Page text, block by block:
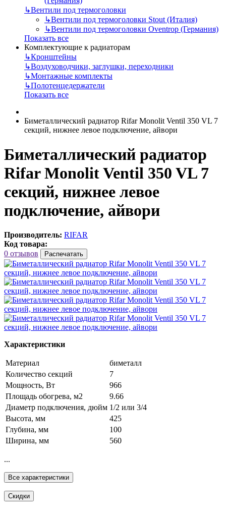
↳Вентили под термоголовки
↳Вентили под термоголовки Stout (Италия)
↳Вентили под термоголовки Oventrop (Германия)
Показать все
Комплектующие к радиаторам
↳Кронштейны
↳Воздуховодчики, заглушки, переходники
↳Монтажные комплекты
↳Полотенцедержатели
Показать все
Биметаллический радиатор Rifar Monolit Ventil 350 VL 7
секций, нижнее левое подключение, айвори
Биметаллический радиатор
Rifar Monolit Ventil 350 VL 7
секций, нижнее левое
подключение, айвори
Производитель: RIFAR
Код товара:
0 отзывов
Распечатать
Характеристики
Материал
биметалл
Количество секций
7
Мощность, Вт
966
Площадь обогрева, м2
9.66
Диаметр подключения, дюйм 1/2 или 3/4
Высота, мм
425
Глубина, мм
100
Ширина, мм
560
...
Все характеристики
Скидки